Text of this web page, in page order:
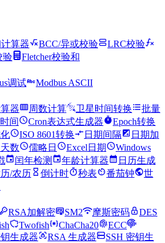
算器 BCC/异或校验
LRC校验
验
Fletcher校验和
调试
Modbus ASCII
器 周数计算 卫星时间转换
批量
间 Cron表达式生成器
Epoch转换
ISO 8601转换 日期间隔
日期加
数 儒略日 Excel日期
Windows
闰年检测 年龄计算器
日历生成
/农历 倒计时 秒表 番茄钟
世
RSA加解密 SM2 摩斯密码
DES
Twofish ChaCha20
ECC
生成器 RSA 生成器
SSH 密钥生